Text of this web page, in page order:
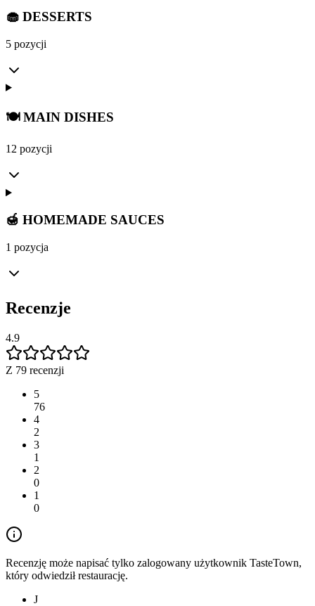
🧁 DESSERTS
5 pozycji
🍽️ MAIN DISHES
12 pozycji
🍯 HOMEMADE SAUCES
1 pozycja
Recenzje
4.9
Z 79 recenzji
5
76
4
2
3
1
2
0
1
0
Recenzję może napisać tylko zalogowany użytkownik TasteTown,
który odwiedził restaurację.
J